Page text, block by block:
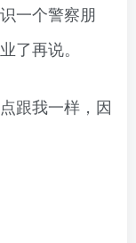
一个警察朋
了再说。
跟我一样，因